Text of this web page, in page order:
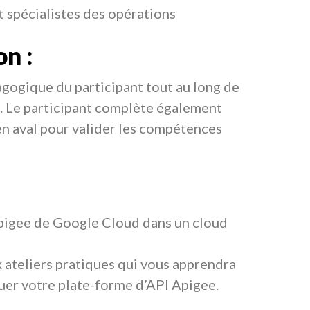
des opérations
:
du participant tout au long de
participant complète également
aval pour valider les compétences
de Google Cloud dans un cloud
pratiques qui vous apprendra
votre plate-forme d’API Apigee.